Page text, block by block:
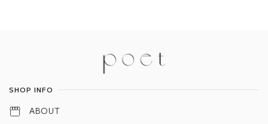
SHOP INFO
ABOUT